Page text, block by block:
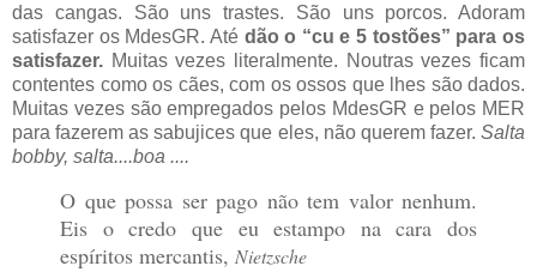
das cangas. São uns trastes. São uns porcos. Adoram
satisfazer os MdesGR. Até dão o “cu e 5 tostões” para os
satisfazer. Muitas vezes literalmente. Noutras vezes ficam
contentes como os cães, com os ossos que lhes são dados.
Muitas vezes são empregados pelos MdesGR e pelos MER
para fazerem as sabujices que eles, não querem fazer. Salta
bobby, salta....boa ....
O que possa ser pago não tem valor nenhum.
Eis o credo que eu estampo na cara dos
espíritos mercantis, Nietzsche